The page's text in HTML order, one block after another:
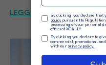
LEGGI L'ARTICOLO